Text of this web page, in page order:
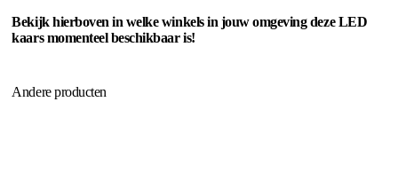
Bekijk hierboven in welke winkels in jouw omgeving deze LED
kaars momenteel beschikbaar is!
Andere producten